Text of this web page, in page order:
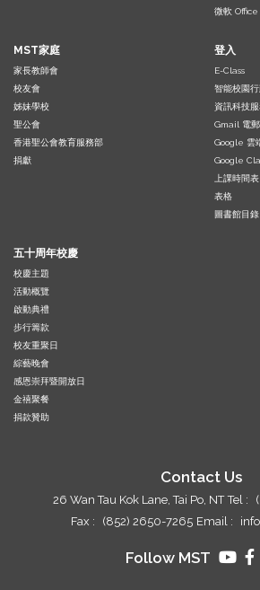
微軟 Office
MST家庭
家長教師會
校友會
姊妹學校
聖公會
香港聖公會教育服務部
捐獻
登入
E-Class
智能校園
資訊科技
Gmail 電郵
Google 雲
Google
上課時間表
表格
圖書館目錄
五十周年校慶
校慶主題
活動概覽
啟動典禮
步行籌款
校友重聚日
綜藝晚會
感恩崇拜暨開放日
金禧聚餐
捐款贊助
Contact Us
26 Wan Tau Kok Lane, Tai Po, NT Tel :
Fax :
(852) 2650-7265 Email :
Follow MST